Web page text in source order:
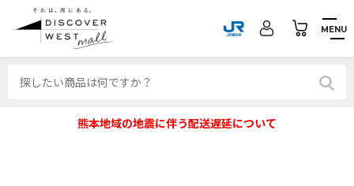
MENU
熊本地域の地震に伴う配送遅延について